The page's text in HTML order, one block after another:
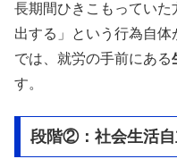
長期間ひきこもってい
出する」という行為自
では、就労の手前にある
す。
段階②：社会生活